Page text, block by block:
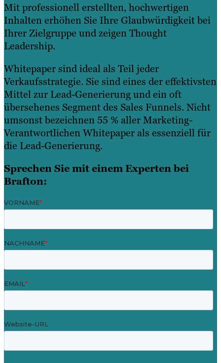
Mit professionell erstellten, hochwertigen
Inhalten erhöhen Sie Ihre Glaubwürdigkeit bei
Ihrer Zielgruppe und zeigen Thought
Leadership.
Whitepaper sind ideal als Teil jeder
Verkaufsstrategie. Sie sind eines der effektivsten
Mittel zur Lead-Generierung und ein oft
übersehenes Segment des Sales Funnels. Nicht
umsonst bezeichnen 55 % aller Marketing-
Verantwortlichen Whitepaper als essenziell für
die Lead-Generierung.
Sprechen Sie mit einem Experten bei
Brafton: